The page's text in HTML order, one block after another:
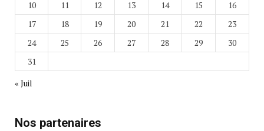
10
11 12 13 14 15
16
17
18 19 20 21 22
23
24
25 26 27 28 29
30
31
« Juil
Nos partenaires